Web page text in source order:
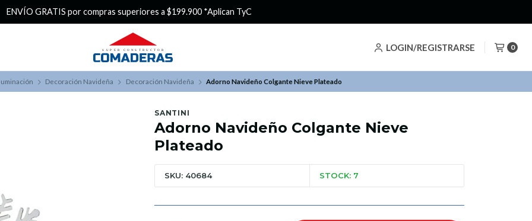
LOGIN/REGISTRARSE 0
¿Buscas Promociones? ¡Aprovecha nuestros Descuentazos!
Decoración Navideña Decoración Navideña Adorno Navideño Colgante Nieve Plateado
SANTINI
Adorno Navideño Colgante Nieve
Plateado
SKU: 40684 STOCK: 7